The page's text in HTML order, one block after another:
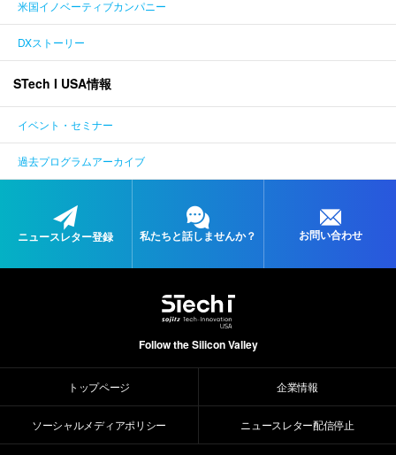
ENGLISH
米国イノベーティブカンパニー
DXストーリー
STech I USA情報
イベント・セミナー
過去プログラムアーカイブ
ニュースレター登録 私たちと話しませんか？ お問い合わせ
Follow the Silicon Valley
トップページ 企業情報
ソーシャルメディアポリシー ニュースレター配信停止